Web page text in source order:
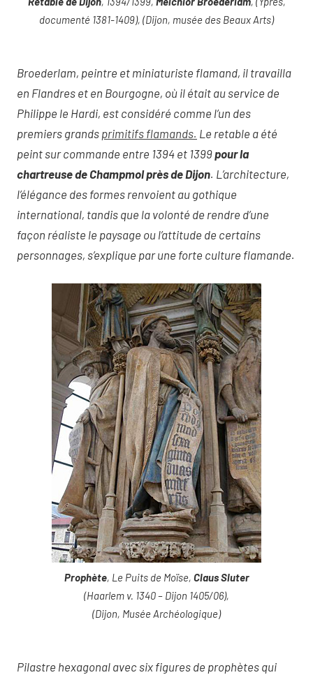
documenté 1381-1409), (Dijon, musée des Beaux Arts)
Broederlam, peintre et miniaturiste flamand, il travailla
en Flandres et en Bourgogne, où il était au service de
Philippe le Hardi, est considéré comme l’un des
premiers grands primitifs flamands. Le retable a été
peint sur commande entre 1394 et 1399pour la
chartreuse de Champmol près de Dijon. L’architecture,
l’élégance des formes renvoient au gothique
international, tandis que la volonté de rendre d’une
façon réaliste le paysage ou l’attitude de certains
personnages, s’explique par une forte culture flamande.
Prophète, Le Puits de Moïse, Claus Sluter
(Haarlem v. 1340 – Dijon 1405/06),
(Dijon, Musée Archéologique)
Pilastre hexagonal avec six figures de prophètes qui